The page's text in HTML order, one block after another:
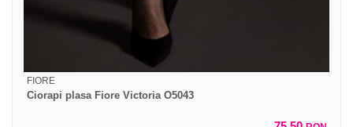
FIORE
Ciorapi plasa Fiore Victoria O5043